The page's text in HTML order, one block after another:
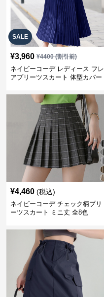
SALE
¥3,960 ¥4400(割引前)
ネイビーコーデ レディース フレ
アプリーツスカート 体型カバー
ト
¥4,460 (税込)
ネイビーコーデ チェック柄プリ
ーツスカート ミニ丈 全8色